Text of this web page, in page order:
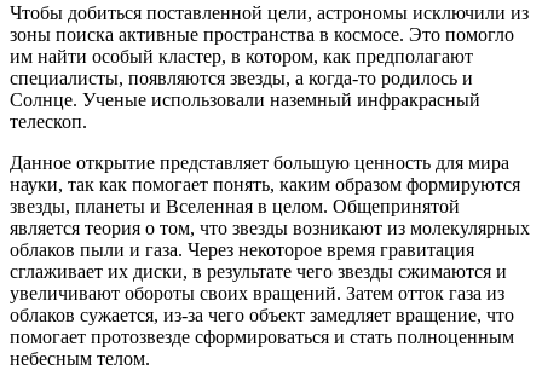
Чтобы добиться поставленной цели, астрономы исключили из
зоны поиска активные пространства в космосе. Это помогло
им найти особый кластер, в котором, как предполагают
специалисты, появляются звезды, а когда-то родилось и
Солнце. Ученые использовали наземный инфракрасный
телескоп.
Данное открытие представляет большую ценность для мира
науки, так как помогает понять, каким образом формируются
звезды, планеты и Вселенная в целом. Общепринятой
является теория о том, что звезды возникают из молекулярных
облаков пыли и газа. Через некоторое время гравитация
сглаживает их диски, в результате чего звезды сжимаются и
увеличивают обороты своих вращений. Затем отток газа из
облаков сужается, из-за чего объект замедляет вращение, что
помогает протозвезде сформироваться и стать полноценным
небесным телом.